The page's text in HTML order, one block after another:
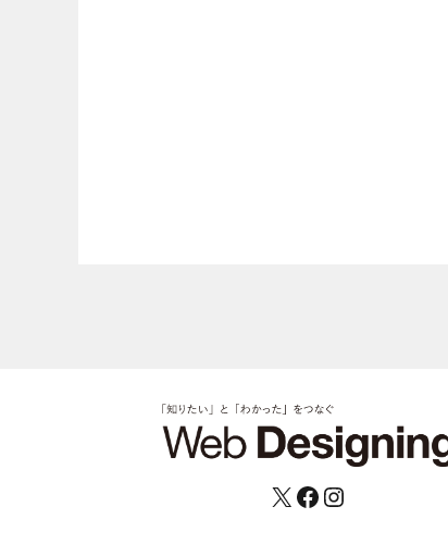
X Facebook Instagram